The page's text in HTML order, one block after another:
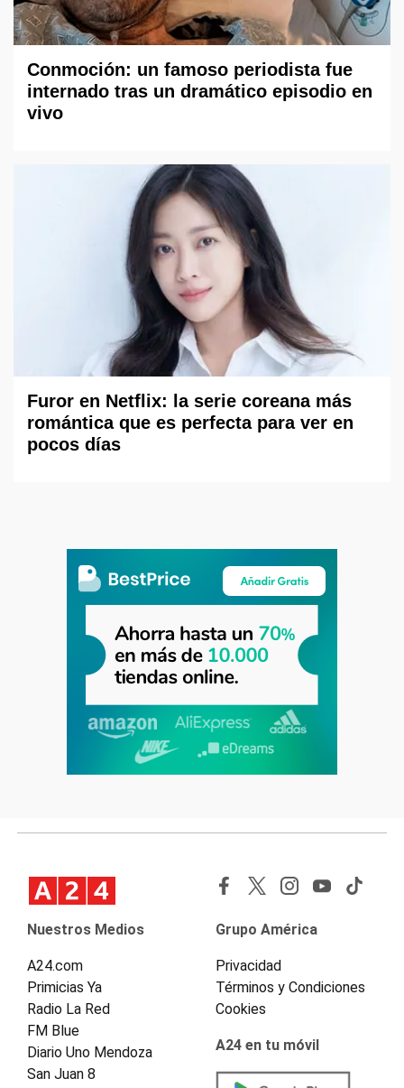
Conmoción: un famoso periodista fue
internado tras un dramático episodio en
vivo
Furor en Netflix: la serie coreana más
romántica que es perfecta para ver en
pocos días
Nuestros Medios
A24.com
Primicias Ya
Radio La Red
FM Blue
Diario Uno Mendoza
San Juan 8
Grupo América
Privacidad
Términos y Condiciones
Cookies
A24 en tu móvil